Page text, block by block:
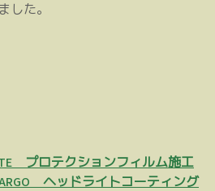
した。
プロテクションフィルム施工
ヘッドライトコーティング